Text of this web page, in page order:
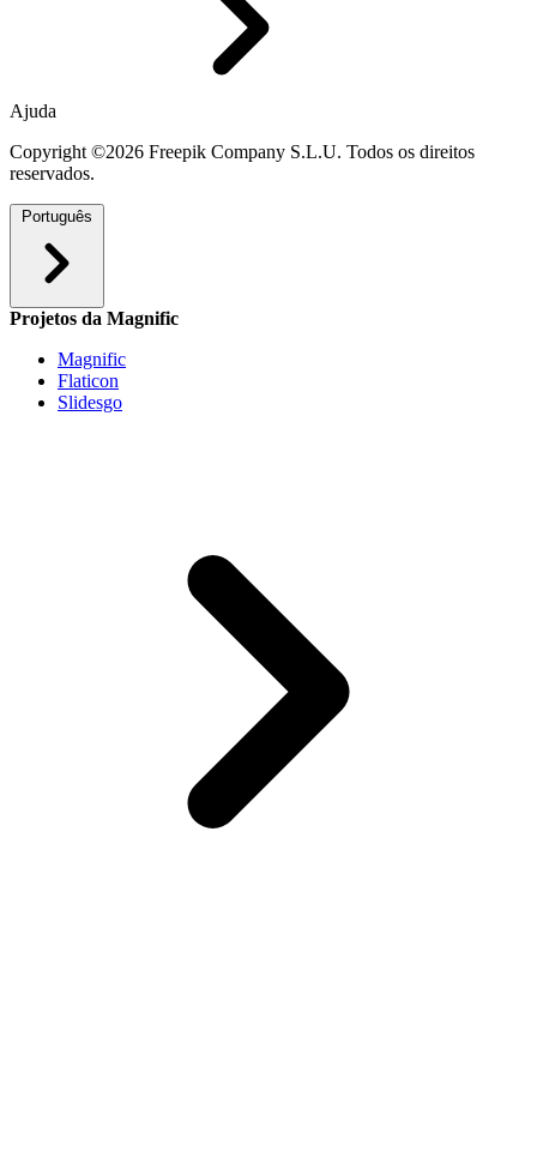
Ajuda
Copyright ©2026 Freepik Company S.L.U. Todos os direitos
reservados.
Português
Projetos da Magnific
Magnific
Flaticon
Slidesgo